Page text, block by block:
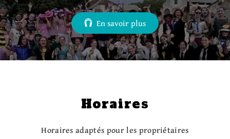
En savoir plus
Horaires
Horaires adaptés pour les propriétaires